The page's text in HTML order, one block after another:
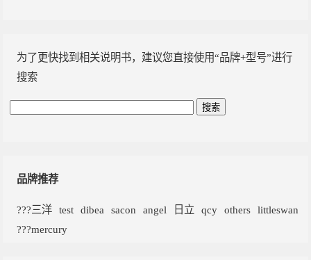
为了更快找到相关说明书，建议您直接使用“品牌+型号”进行
搜索
品牌推荐
???三洋 test dibea sacon angel 日立 qcy others
littleswan
???mercury